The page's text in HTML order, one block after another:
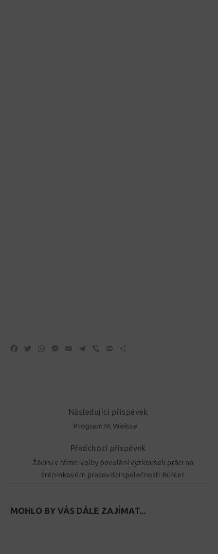
Facebook
TwitterWhatsApp
Messenger
Email Telegram
Viber Print
Následující příspěvek
Program M. Weisse
Předchozí příspěvek
Žáci si v rámci volby povolání vyzkoušeli práci na
tréninkovém pracovišti společnosti Bühler
MOHLO BY VÁS DÁLE ZAJÍMAT...